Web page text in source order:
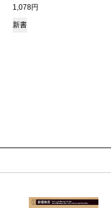
1,078円
新書